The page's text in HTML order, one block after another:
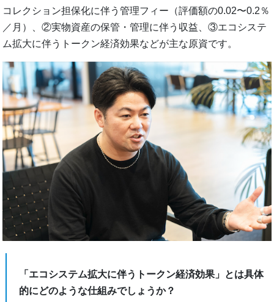
コレクション担保化に伴う管理フィー（評価額の0.02〜0.2％
／月）、②実物資産の保管・管理に伴う収益、③エコシステ
ム拡大に伴うトークン経済効果などが主な原資です。
「エコシステム拡大に伴うトークン経済効果」とは具体
的にどのような仕組みでしょうか？